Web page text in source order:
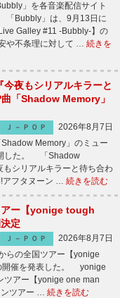
」を各音楽配信サイト
Bubbly」は、9月13日に
Galley #11 -Bubbly-】の
や不条理に対して … 続きを
夜もシリアルキラーと
「Shadow Memory」
Ｊ－ＰＯＰ
2026年8月7日
Memory」のミュー
した。 「Shadow
シリアルキラーと待ち合わ
アフタヌーン … 続きを読む
ー【yonige tough
定
Ｊ－ＰＯＰ
2026年8月7日
らの全国ツアー【yonige
開催を発表した。 yonige
ツアー【yonige one man
ンツアー … 続きを読む